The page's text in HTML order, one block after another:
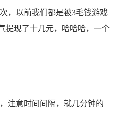
，以前我们都是被3毛钱游戏
提现了十几元，哈哈哈，一个
注意时间间隔，就几分钟的